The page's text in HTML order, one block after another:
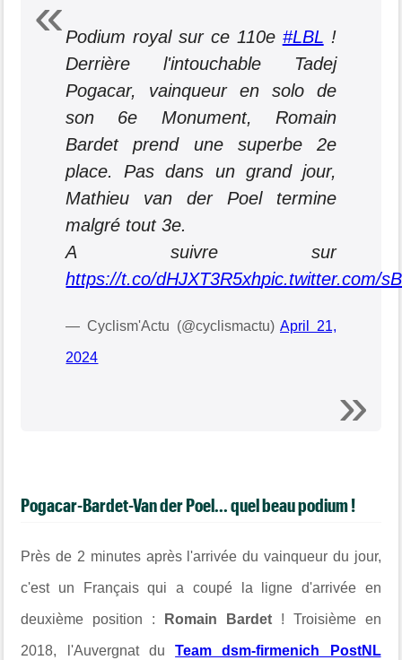
Podium royal sur ce 110e #LBL !
Derrière l'intouchable Tadej
Pogacar, vainqueur en solo de
son 6e Monument, Romain
Bardet prend une superbe 2e
place. Pas dans un grand jour,
Mathieu van der Poel termine
malgré tout 3e.
A suivre sur
https://t.co/dHJXT3R5xhpic.twitter.com/
— Cyclism'Actu (@cyclismactu)April 21,
2024
Pogacar-Bardet-Van der Poel... quel beau podium !
Près de 2 minutes après l'arrivée du vainqueur du jour,
c'est un Français qui a coupé la ligne d'arrivée en
deuxième position : Romain Bardet! Troisième en
2018, l'Auvergnat duTeam dsm-firmenich PostNL